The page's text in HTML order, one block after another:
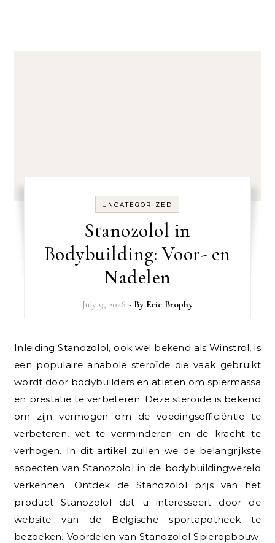
UNCATEGORIZED
Stanozolol in
Bodybuilding: Voor- en
Nadelen
July 9, 2026 - By Eric Brophy
Inleiding Stanozolol, ook wel bekend als Winstrol, is
een populaire anabole steroïde die vaak gebruikt
wordt door bodybuilders en atleten om spiermassa
en prestatie te verbeteren. Deze steroïde is bekend
om zijn vermogen om de voedingsefficiëntie te
verbeteren, vet te verminderen en de kracht te
verhogen. In dit artikel zullen we de belangrijkste
aspecten van Stanozolol in de bodybuildingwereld
verkennen. Ontdek de Stanozolol prijs van het
product Stanozolol dat u interesseert door de
website van de Belgische sportapotheek te
bezoeken. Voordelen van Stanozolol Spieropbouw: